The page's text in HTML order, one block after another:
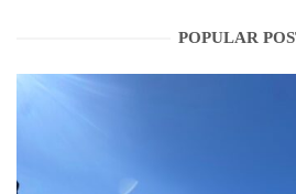
POPULAR